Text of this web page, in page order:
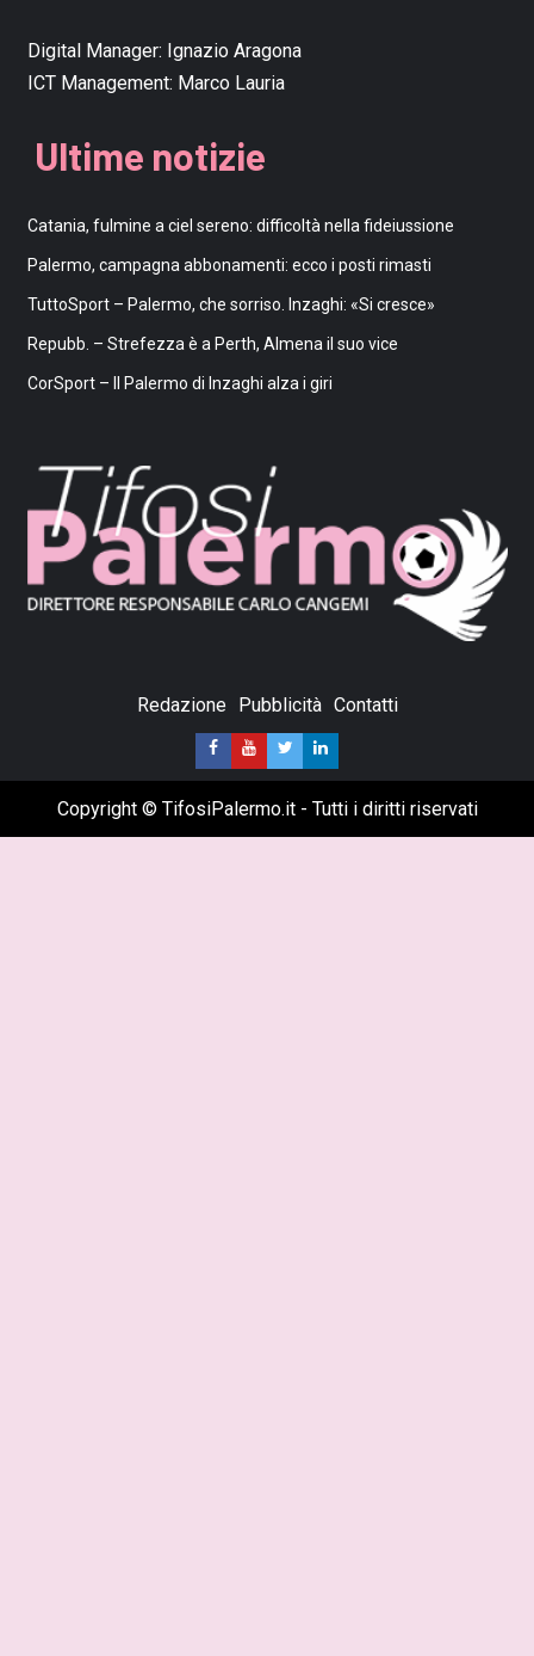
Digital Manager: Ignazio Aragona
ICT Management: Marco Lauria
Ultime notizie
Catania, fulmine a ciel sereno: difficoltà nella fideiussione
Palermo, campagna abbonamenti: ecco i posti rimasti
TuttoSport – Palermo, che sorriso. Inzaghi: «Si cresce»
Repubb. – Strefezza è a Perth, Almena il suo vice
CorSport – Il Palermo di Inzaghi alza i giri
Redazione Pubblicità Contatti
Copyright © TifosiPalermo.it - Tutti i diritti riservati